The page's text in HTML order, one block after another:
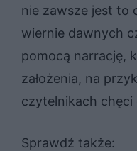
nie zawsze jest to
wiernie dawnych
pomocą narrację,
założenia, na
czytelnikach
Sprawdź także: